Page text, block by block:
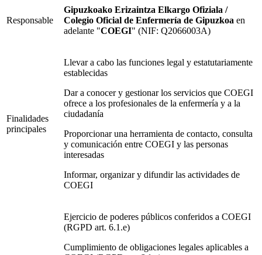
Responsable
Gipuzkoako Erizaintza Elkargo Ofiziala /
Colegio Oficial de Enfermería de Gipuzkoa en
adelante "COEGI" (NIF: Q2066003A)
Finalidades
principales
Llevar a cabo las funciones legal y estatutariamente
establecidas
Dar a conocer y gestionar los servicios que COEGI
ofrece a los profesionales de la enfermería y a la
ciudadanía
Proporcionar una herramienta de contacto, consulta
y comunicación entre COEGI y las personas
interesadas
Informar, organizar y difundir las actividades de
COEGI
Ejercicio de poderes públicos conferidos a COEGI
(RGPD art. 6.1.e)
Cumplimiento de obligaciones legales aplicables a